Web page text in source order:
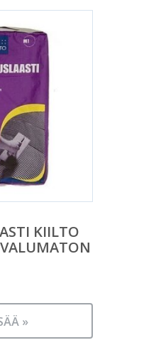
KIILTO
»